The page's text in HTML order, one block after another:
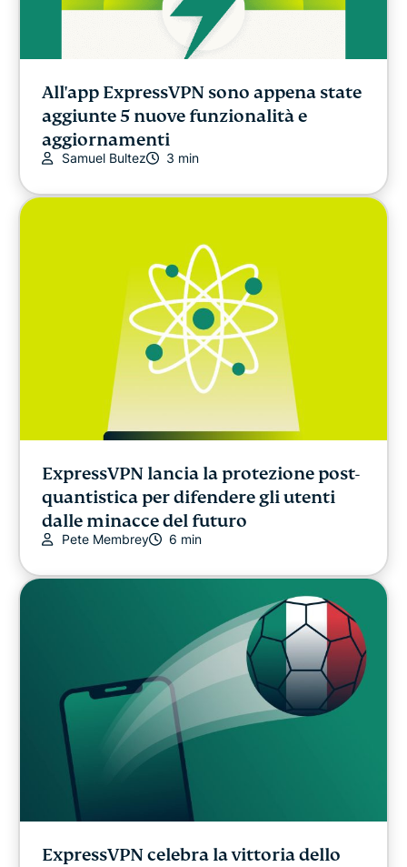
All'app ExpressVPN sono appena state
aggiunte 5 nuove funzionalità e
aggiornamenti
Samuel Bultez 3 min
ExpressVPN lancia la protezione post-
quantistica per difendere gli utenti
dalle minacce del futuro
Pete Membrey 6 min
ExpressVPN celebra la vittoria dello